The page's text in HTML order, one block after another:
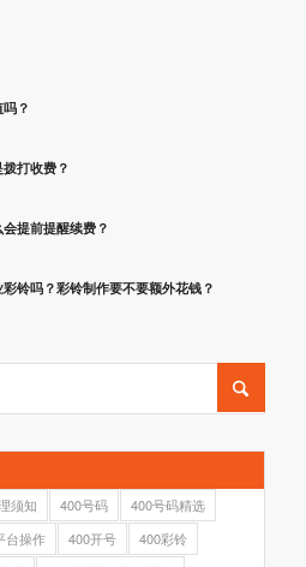
？
打收费？
提前提醒续费？
铃吗？彩铃制作要不要额外花钱？
须知 400号码
400号码精选
台操作 400开号
400彩铃